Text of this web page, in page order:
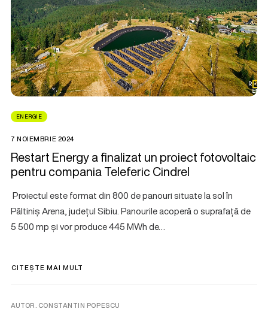
ENERGIE
7 NOIEMBRIE 2024
Restart Energy a finalizat un proiect fotovoltaic
pentru compania Teleferic Cindrel
Proiectul este format din 800 de panouri situate la sol în
Păltiniș Arena, județul Sibiu. Panourile acoperă o suprafață de
5 500 mp și vor produce 445 MWh de…
CITEȘTE MAI MULT
AUTOR. CONSTANTIN POPESCU